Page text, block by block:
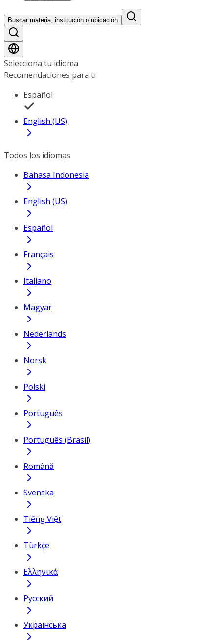
Buscar materia, institución o ubicación
Selecciona tu idioma
Recomendaciones para ti
Español
English (US)
Todos los idiomas
Bahasa Indonesia
English (US)
Español
Français
Italiano
Magyar
Nederlands
Norsk
Polski
Português
Português (Brasil)
Română
Svenska
Tiếng Việt
Türkçe
Ελληνικά
Русский
Українська